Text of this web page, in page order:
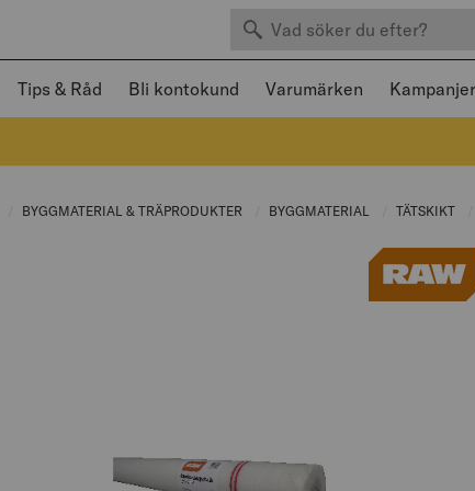
Sök efter produkter
kan navigeras med piltangenter och stängas med Escape
Tips & Råd Bli kontokund Varumärken Kampanjer
CURRENT PAGE:
BYGGMATERIAL & TRÄPRODUKTER CURRENT PAGE:
BYGGMATERIAL CURRENT PAGE:
TÄTSKIKT